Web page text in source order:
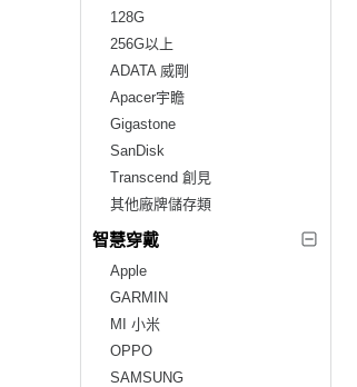
128G
256G以上
ADATA 威剛
Apacer宇瞻
Gigastone
SanDisk
Transcend 創見
其他廠牌儲存類
智慧穿戴
Apple
GARMIN
MI 小米
OPPO
SAMSUNG